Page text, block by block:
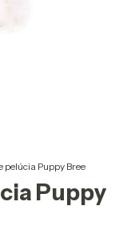
pelúcia Puppy Bree
Puppy